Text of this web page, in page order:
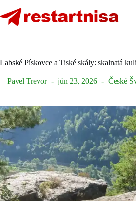
to
content
Labské Pískovce a Tiské skály: skalnatá
Pavel Trevor jún 23, 2026 České